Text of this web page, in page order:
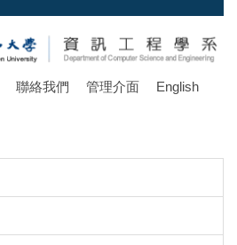
聯絡我們 管理介面 English